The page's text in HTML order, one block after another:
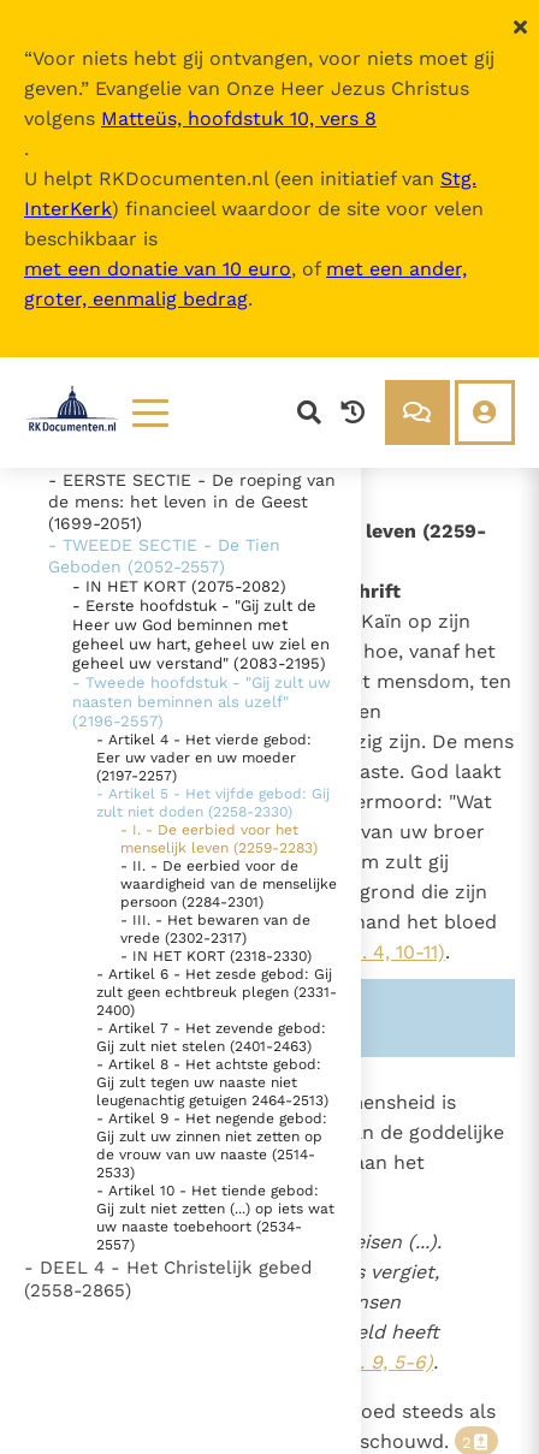
“Voor niets hebt gij ontvangen, voor niets moet gij
geven.” Evangelie van Onze Heer Jezus Christus
volgens Matteüs, hoofdstuk 10, vers 8
.
U helpt RKDocumenten.nl (een initiatief van Stg.
InterKerk) financieel waardoor de site voor velen
beschikbaar is
met een donatie van 10 euro, of met een ander,
groter, eenmalig bedrag.
Documenten
Bijbel
Thema’s
Berichten
Denzinger
Over ons
Over RK Documenten
Nieuwsbrief
Gebruiksvoorwaarden
Nieuwste Documenten
5. Het gebed van de Kerk
In Christus wordt onze honger vervuld
Leer de kostbare parel van Gods koninkrijk te
Gods Koninkrijk groeit stilletjes door liefde, niet door
De mystiek. De mystieke verschijnselen en de
Het Vaticaan publiceert een nieuwe Latijnse uitgave
van het Romeins martyrologium
Vaticaanse financiële waakhond verliest autonomie
Paus spreekt het Wereldvoedselprogramma toe
Paus Leo XIV in Pavia: "De stad is zowel een gave als
een taak"
Paus in Pavia: St. Augustinus toont ons de noodzaak om
"naar het innerlijk" toe te keren.
RK Documenten stelt heel veel belangrijke
kerkelijke documenten van de Rooms
Katholieke Kerk in het Nederlands beschikbaar
en is volledig afhankelijk van donaties.
Catechismus van de Katholieke Kerk
Inhoudsopgave
uitklappen
- Intro
1065)
- DEEL 2 - De viering van het
Christusmysterie (1066-1690)
- DEEL 3 - Het leven in Christus
- EERSTE SECTIE - De roeping van
de mens: het leven in de Geest
(1699-2051)
- TWEEDE SECTIE - De Tien
Geboden (2052-2557)
- IN HET KORT (2075-2082)
- Eerste hoofdstuk - "Gij zult de
Heer uw God beminnen met
geheel uw hart, geheel uw ziel en
geheel uw verstand" (2083-2195)
- Tweede hoofdstuk - "Gij zult uw
naasten beminnen als uzelf"
(2196-2557)
- Artikel 4 - Het vierde gebod:
Eer uw vader en uw moeder
(2197-2257)
- Artikel 5 - Het vijfde gebod: Gij
zult niet doden (2258-2330)
- I. - De eerbied voor het
menselijk leven (2259-2283)
- II. - De eerbied voor de
waardigheid van de menselijke
persoon (2284-2301)
- III. - Het bewaren van de
vrede (2302-2317)
- IN HET KORT (2318-2330)
- Artikel 6 - Het zesde gebod: Gij
zult geen echtbreuk plegen (2331-
2400)
- Artikel 7 - Het zevende gebod:
Gij zult niet stelen (2401-2463)
- Artikel 8 - Het achtste gebod:
Gij zult tegen uw naaste niet
leugenachtig getuigen 2464-2513)
- Artikel 9 - Het negende gebod:
Gij zult uw zinnen niet zetten op
de vrouw van uw naaste (2514-
2533)
- Artikel 10 - Het tiende gebod:
Gij zult niet zetten (...) op iets wat
uw naaste toebehoort (2534-
2557)
- DEEL 4 - Het Christelijk gebed
(2558-2865)
- I. - De eerbied voor het menselijk leven (2259-
2283)
Het getuigenis van de Heilige Schrift
In het verhaal van de moord van Kaïn op zijn
broer Abel, 1
toont de Schrift hoe, vanaf het
begin van de geschiedenis van het mensdom, ten
gevolge van de erfzonde, woede en
begeerlijkheid in de mens aanwezig zijn. De mens
is de vijand geworden van zijn naaste. God laakt
de gruwelijkheid van deze broedermoord: "Wat
hebt gij gedaan? Hoor het bloed van uw broer
roept uit de grond tot mij. Daarom zult gij
vervloekt zijn, verbannen van de grond die zijn
mond heeft geopend om uit uw hand het bloed
van uw broer te ontvangen"
(Gen. 4, 10-11).
Zie ook alinea's: -401-
Het verbond tussen God en de mensheid is
doorweven met herinneringen aan de goddelijke
gave van het menselijk leven en aan het
moordende geweld van de mens:
Uw eigen bloed zal ik terugeisen (...).
Wie het bloed van een mens vergiet,
diens bloed wordt door mensen
vergoten, want naar zijn beeld heeft
(Gen. 9, 5-6).
Het Oude Testament heeft het bloed steeds als
een heilig teken van het leven beschouwd. 2